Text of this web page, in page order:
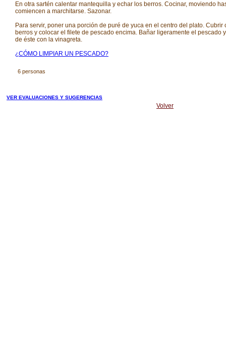
En otra sartén calentar mantequilla y echar los berros. Cocinar, moviendo
comiencen a marchitarse. Sazonar.
Para servir, poner una porción de puré de yuca en el centro del plato. Cubrir
berros y colocar el filete de pescado encima. Bañar ligeramente el pescado
de éste con la vinagreta.
¿CÓMO LIMPIAR UN PESCADO?
6 personas
VER EVALUACIONES Y SUGERENCIAS
Volver